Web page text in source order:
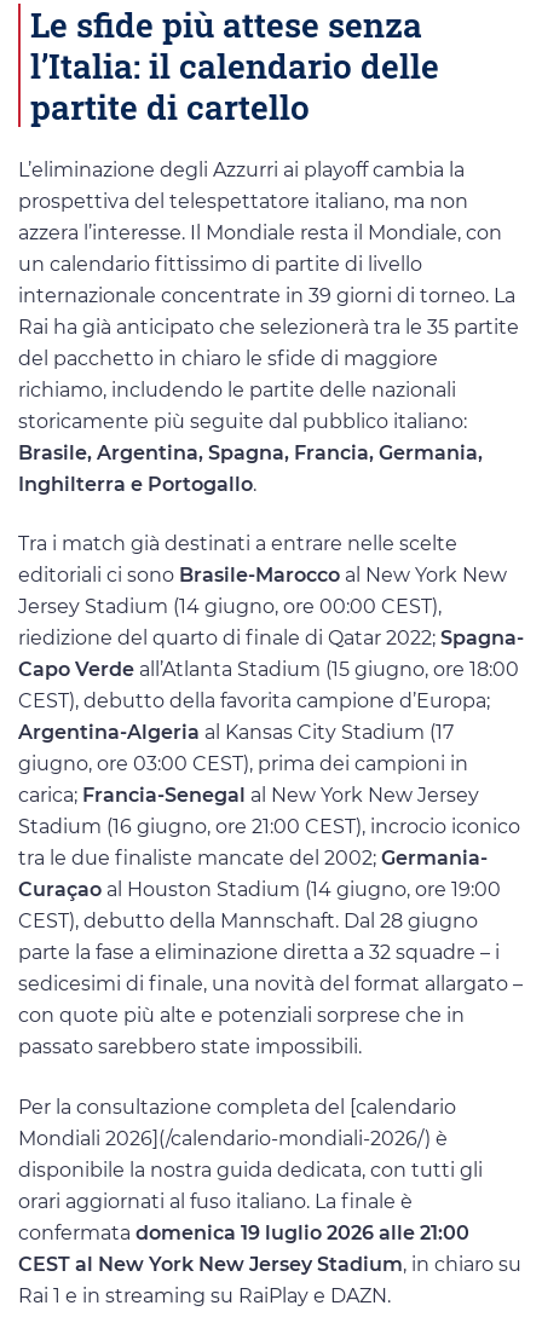
Le sfide più attese senza
l’Italia: il calendario delle
partite di cartello
L’eliminazione degli Azzurri ai playoff cambia la
prospettiva del telespettatore italiano, ma non
azzera l’interesse. Il Mondiale resta il Mondiale, con
un calendario fittissimo di partite di livello
internazionale concentrate in 39 giorni di torneo. La
Rai ha già anticipato che selezionerà tra le 35 partite
del pacchetto in chiaro le sfide di maggiore
richiamo, includendo le partite delle nazionali
storicamente più seguite dal pubblico italiano:
Brasile, Argentina, Spagna, Francia, Germania,
Inghilterra e Portogallo.
Tra i match già destinati a entrare nelle scelte
editoriali ci sono Brasile-Marocco al New York New
Jersey Stadium (14 giugno, ore 00:00 CEST),
riedizione del quarto di finale di Qatar 2022; Spagna-
Capo Verde all’Atlanta Stadium (15 giugno, ore 18:00
CEST), debutto della favorita campione d’Europa;
Argentina-Algeria al Kansas City Stadium (17
giugno, ore 03:00 CEST), prima dei campioni in
carica; Francia-Senegal al New York New Jersey
Stadium (16 giugno, ore 21:00 CEST), incrocio iconico
tra le due finaliste mancate del 2002; Germania-
Curaçao al Houston Stadium (14 giugno, ore 19:00
CEST), debutto della Mannschaft. Dal 28 giugno
parte la fase a eliminazione diretta a 32 squadre – i
sedicesimi di finale, una novità del format allargato –
con quote più alte e potenziali sorprese che in
passato sarebbero state impossibili.
Per la consultazione completa del [calendario
Mondiali 2026](/calendario-mondiali-2026/) è
disponibile la nostra guida dedicata, con tutti gli
orari aggiornati al fuso italiano. La finale è
confermata domenica 19 luglio 2026 alle 21:00
CEST al New York New Jersey Stadium, in chiaro su
Rai 1 e in streaming su RaiPlay e DAZN.